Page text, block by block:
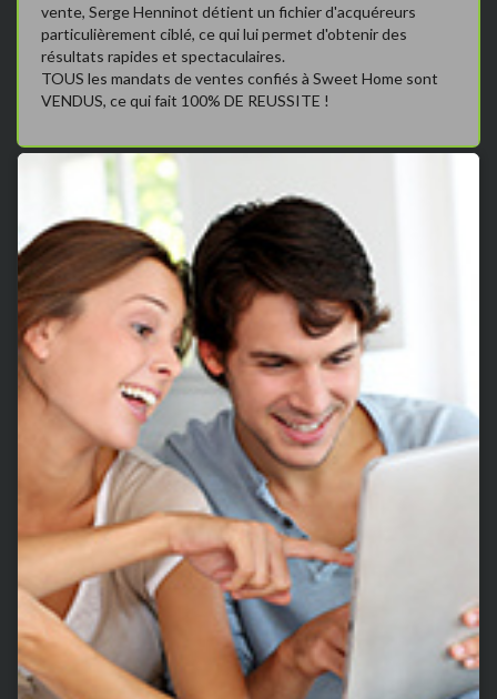
vente, Serge Henninot détient un fichier d'acquéreurs
particulièrement ciblé, ce qui lui permet d'obtenir des
résultats rapides et spectaculaires.
TOUS les mandats de ventes confiés à Sweet Home sont
VENDUS, ce qui fait 100% DE REUSSITE !